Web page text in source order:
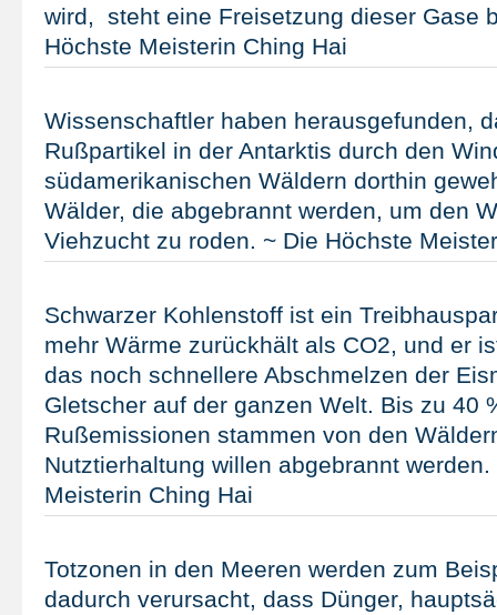
wird, steht eine Freisetzung dieser Gase
Höchste Meisterin Ching Hai
Wissenschaftler haben herausgefunden,
Rußpartikel in der Antarktis durch den
südamerikanischen Wäldern dorthin
Wälder, die abgebrannt werden, um den
Viehzucht zu roden. ~ Die Höchste
Schwarzer Kohlenstoff ist ein
mehr Wärme zurückhält als CO2, und er
das noch schnellere Abschmelzen der
Gletscher auf der ganzen Welt. Bis zu 40
Rußemissionen stammen von den
Nutztierhaltung willen abgebrannt
Meisterin Ching Hai
Totzonen in den Meeren werden zum
dadurch verursacht, dass Dünger,